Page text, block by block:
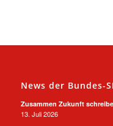
News der Bundes-
Zusammen Zukunft
13. Juli 2026